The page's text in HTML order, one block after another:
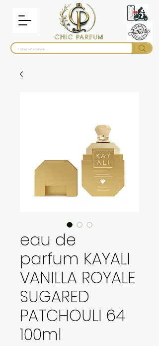
eau de
parfum KAYALI
VANILLA ROYALE
SUGARED
PATCHOULI 64
100ml